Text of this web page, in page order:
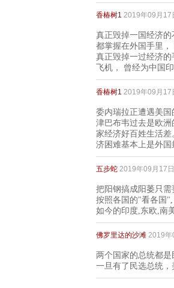
香椿树1 2019年09月17
真正毁掉一国经济
都掌握在外国手里，
真正毁掉一过经济
飞机， 曾经为中国
香椿树1 2019年09月17
委内瑞拉正遭遇美国
津巴布韦过去是欧
家经济好百姓生活
济困难基本上是外国
五步蛇 2019年09月17
把阳钢搞成阳萎只需
按照各国的"看各国
如今的印度,东欧,南
佛罗里达的沙滩 2019年
两个国家的总统都是
一旦有了民选总统，